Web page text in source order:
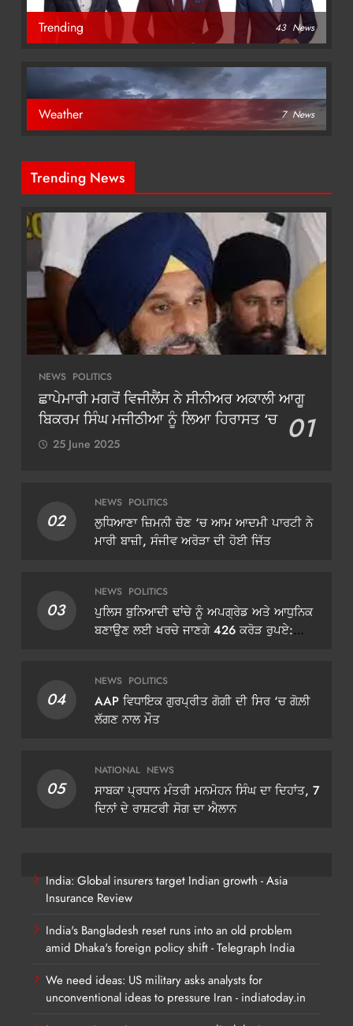
Trending 43 News
Weather 7 News
Trending News
NEWS POLITICS
ਛਾਪੇਮਾਰੀ ਮਗਰੋਂ ਵਿਜੀਲੈਂਸ ਨੇ ਸੀਨੀਅਰ ਅਕਾਲੀ ਆਗੂ
ਬਿਕਰਮ ਸਿੰਘ ਮਜੀਠੀਆ ਨੂੰ ਲਿਆ ਹਿਰਾਸਤ ‘ਚ 01
25 June 2025
02
NEWS POLITICS
ਲੁਧਿਆਣਾ ਜ਼ਿਮਨੀ ਚੋਣ ‘ਚ ਆਮ ਆਦਮੀ ਪਾਰਟੀ ਨੇ
ਮਾਰੀ ਬਾਜ਼ੀ, ਸੰਜੀਵ ਅਰੋੜਾ ਦੀ ਹੋਈ ਜਿੱਤ
03
NEWS POLITICS
ਪੁਲਿਸ ਬੁਨਿਆਦੀ ਢਾਂਚੇ ਨੂੰ ਅਪਗ੍ਰੇਡ ਅਤੇ ਆਧੁਨਿਕ
ਬਣਾਉਣ ਲਈ ਖਰਚੇ ਜਾਣਗੇ 426 ਕਰੋੜ ਰੁਪਏ:
04
NEWS POLITICS
AAP ਵਿਧਾਇਕ ਗੁਰਪ੍ਰੀਤ ਗੋਗੀ ਦੀ ਸਿਰ ‘ਚ ਗੋਲ਼ੀ
ਲੱਗਣ ਨਾਲ ਮੌਤ
05
NATIONAL NEWS
ਸਾਬਕਾ ਪ੍ਰਧਾਨ ਮੰਤਰੀ ਮਨਮੋਹਨ ਸਿੰਘ ਦਾ ਦਿਹਾਂਤ, 7
ਦਿਨਾਂ ਦੇ ਰਾਸ਼ਟਰੀ ਸੋਗ ਦਾ ਐਲਾਨ
India: Global insurers target Indian growth - Asia
Insurance Review
India's Bangladesh reset runs into an old problem
amid Dhaka's foreign policy shift - Telegraph India
We need ideas: US military asks analysts for
unconventional ideas to pressure Iran - indiatoday.in